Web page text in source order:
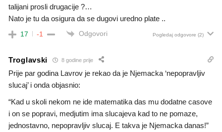
talijani prosli drugacije ?…
Nato je tu da osigura da se dugovi uredno plate ..
17 -1 Odgovori Pogledaj odgovore (2)
Troglavski 8 godine prije
Prije par godina Lavrov je rekao da je Njemacka ‘nepopravljiv
slucaj’ i onda objasnio:
“Kad u skoli nekom ne ide matematika das mu dodatne casove
i on se popravi, medjutim ima slucajeva kad to ne pomaze,
jednostavno, nepopravljiv slucaj. E takva je Njemacka danas!”